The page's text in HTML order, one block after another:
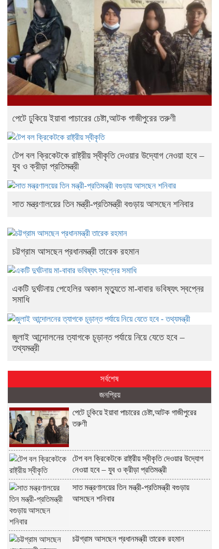
পেটে ঢুকিয়ে ইয়াবা পাচারের চেষ্টা,আটক গাজীপুরের তরুণী
টেপ বল ক্রিকেটকে রাষ্ট্রীয় স্বীকৃতি দেওয়ার উদ্যোগ নেওয়া হবে –
যুব ও ক্রীড়া প্রতিমন্ত্রী
সাত মন্ত্রণালয়ের তিন মন্ত্রী-প্রতিমন্ত্রী বগুড়ায় আসছেন শনিবার
চট্টগ্রাম আসছেন প্রধানমন্ত্রী তারেক রহমান
একটি দুর্ঘটনায় পেহেলির অকাল মৃত্যুতে মা-বাবার ভবিষ্যৎ স্বপ্নের
সমাধি
জুলাই আন্দোলনের ত্যাগকে চূড়ান্ত পর্যায়ে নিয়ে যেতে হবে –
তথ্যমন্ত্রী
সর্বশেষ
জনপ্রিয়
পেটে ঢুকিয়ে ইয়াবা পাচারের চেষ্টা,আটক গাজীপুরের
তরুণী
টেপ বল ক্রিকেটকে রাষ্ট্রীয় স্বীকৃতি দেওয়ার উদ্যোগ
নেওয়া হবে – যুব ও ক্রীড়া প্রতিমন্ত্রী
সাত মন্ত্রণালয়ের তিন মন্ত্রী-প্রতিমন্ত্রী বগুড়ায়
আসছেন শনিবার
চট্টগ্রাম আসছেন প্রধানমন্ত্রী তারেক রহমান